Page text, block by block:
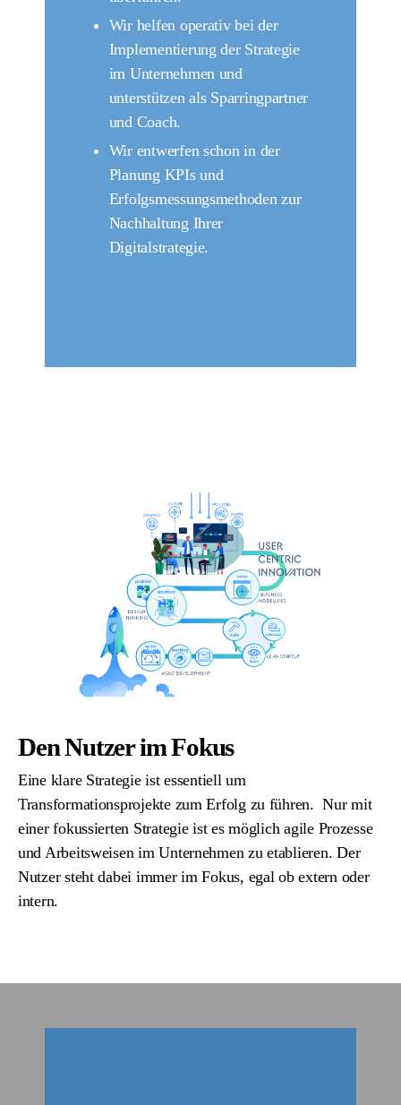
Wir helfen operativ bei der
Implementierung der Strategie
im Unternehmen und
unterstützen als Sparringpartner
und Coach.
Wir entwerfen schon in der
Planung KPIs und
Erfolgsmessungsmethoden zur
Nachhaltung Ihrer
Digitalstrategie.
Den Nutzer im Fokus
Eine klare Strategie ist essentiell um
Transformationsprojekte zum Erfolg zu führen. Nur mit
einer fokussierten Strategie ist es möglich agile Prozesse
und Arbeitsweisen im Unternehmen zu etablieren. Der
Nutzer steht dabei immer im Fokus, egal ob extern oder
intern.